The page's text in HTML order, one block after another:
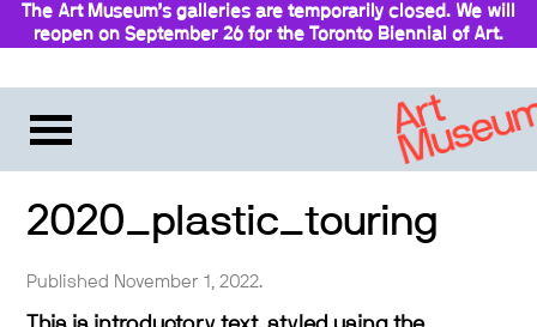
The Art Museum’s galleries are temporarily closed. We will
reopen on September 26 for the Toronto Biennial of Art.
2020_plastic_touring
Published November 1, 2022.